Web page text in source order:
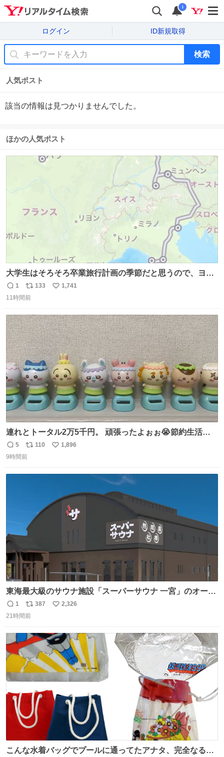
i
ログイン ID新規取得
検索
人気ポスト
該当の情報は見つかりませんでした。
ほかの人気ポスト
大学生はそろそろ卒業旅行計画の季節だと思うので、ヨー
ロッパ🇪🇺主要国を縦断できるおすすめルートをシェア！
•以下の国をほぼユーレイルパス(EU内電車乗り放題チケッ
🇧🇪 オランダ🇳🇱 ドイツ🇩🇪 イタリア🇮🇹
返
信
1
リ
ポ
ト
数
133
い
数
1,741
11時間前
連れとトータル2万5千円。 頑張ったよぉぉ😭節約生活の
始まり。笑
返
信
5
リ
ポ
110
い
1,896
9時間前
東海最大級のサウナ施設「スーパーサウナ 一宮」のオープ
ン日が2026年9月8日に決定‼️ 5種類の本格サウナや4種類の
⽔⾵呂、約50名が同時に休息できる休憩スペースなど、男
😍😍😍 ⬇️詳細ページ⬇️ supersento.com/chubu/aichi/ic…
返
信
1
リ
ポ
ト
数
387
い
数
2,326
21時間前
こんな水着バッグでプールに通ってたアナタ、完全なる同